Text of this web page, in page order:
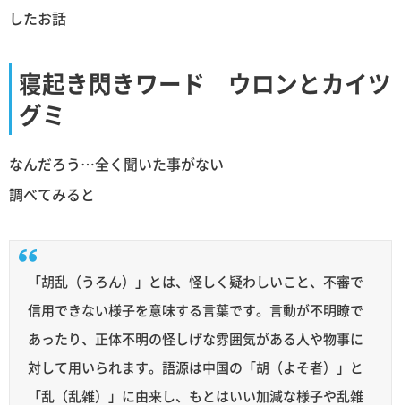
したお話
寝起き閃きワード ウロンとカイツ
グミ
なんだろう…全く聞いた事がない
調べてみると
「胡乱（うろん）」とは、怪しく疑わしいこと、不審で
信用できない様子を意味する言葉です。言動が不明瞭で
あったり、正体不明の怪しげな雰囲気がある人や物事に
対して用いられます。語源は中国の「胡（よそ者）」と
「乱（乱雑）」に由来し、もとはいい加減な様子や乱雑